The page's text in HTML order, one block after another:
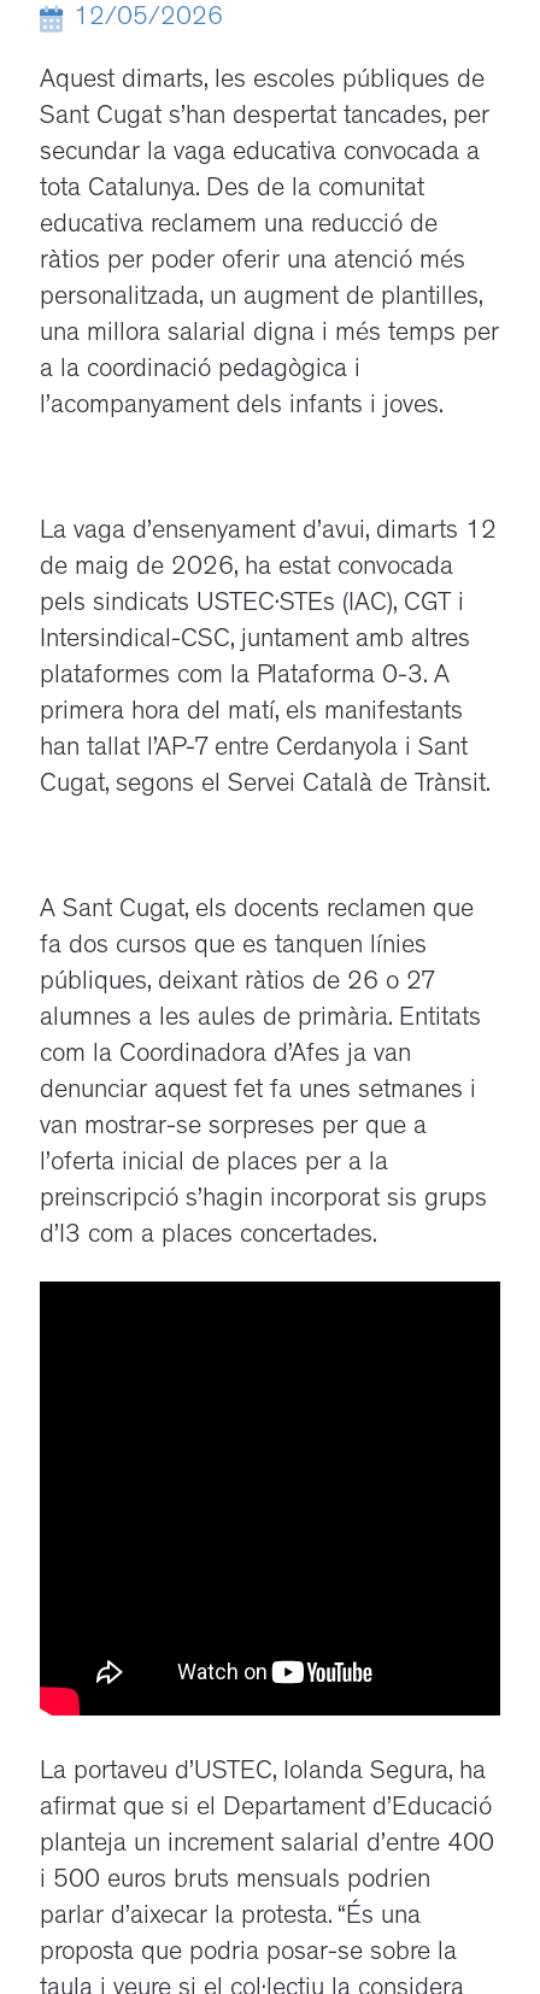
12/05/2026
Aquest dimarts, les escoles públiques de
Sant Cugat s’han despertat tancades, per
secundar la vaga educativa convocada a
tota Catalunya. Des de la comunitat
educativa reclamem una reducció de
ràtios per poder oferir una atenció més
personalitzada, un augment de plantilles,
una millora salarial digna i més temps per
a la coordinació pedagògica i
l’acompanyament dels infants i joves.
La vaga d’ensenyament d’avui, dimarts 12
de maig de 2026, ha estat convocada
pels sindicats USTEC·STEs (IAC), CGT i
Intersindical-CSC, juntament amb altres
plataformes com la Plataforma 0-3. A
primera hora del matí, els manifestants
han tallat l’AP-7 entre Cerdanyola i Sant
Cugat, segons el Servei Català de Trànsit.
A Sant Cugat, els docents reclamen que
fa dos cursos que es tanquen línies
públiques, deixant ràtios de 26 o 27
alumnes a les aules de primària. Entitats
com la Coordinadora d’Afes ja van
denunciar aquest fet fa unes setmanes i
van mostrar-se sorpreses per que a
l’oferta inicial de places per a la
preinscripció s’hagin incorporat sis grups
d’I3 com a places concertades.
La portaveu d’USTEC, Iolanda Segura, ha
afirmat que si el Departament d’Educació
planteja un increment salarial d’entre 400
i 500 euros bruts mensuals podrien
parlar d’aixecar la protesta. “És una
proposta que podria posar-se sobre la